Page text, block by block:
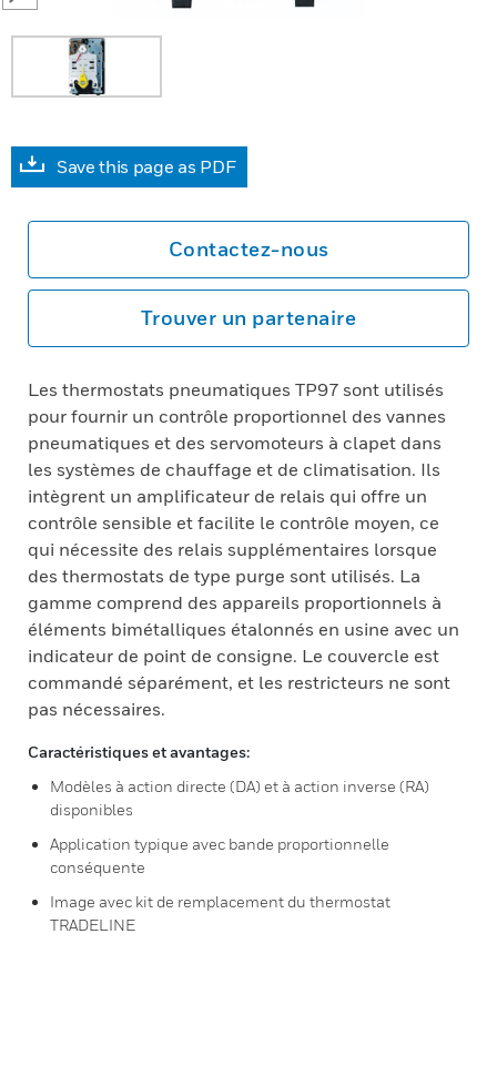
Save this page as PDF
Contactez-nous
Trouver un partenaire
Les thermostats pneumatiques TP97 sont utilisés
pour fournir un contrôle proportionnel des vannes
pneumatiques et des servomoteurs à clapet dans
les systèmes de chauffage et de climatisation. Ils
intègrent un amplificateur de relais qui offre un
contrôle sensible et facilite le contrôle moyen, ce
qui nécessite des relais supplémentaires lorsque
des thermostats de type purge sont utilisés. La
gamme comprend des appareils proportionnels à
éléments bimétalliques étalonnés en usine avec un
indicateur de point de consigne. Le couvercle est
commandé séparément, et les restricteurs ne sont
pas nécessaires.
Caractéristiques et avantages:
Modèles à action directe (DA) et à action inverse (RA)
disponibles
Application typique avec bande proportionnelle
conséquente
Image avec kit de remplacement du thermostat
TRADELINE